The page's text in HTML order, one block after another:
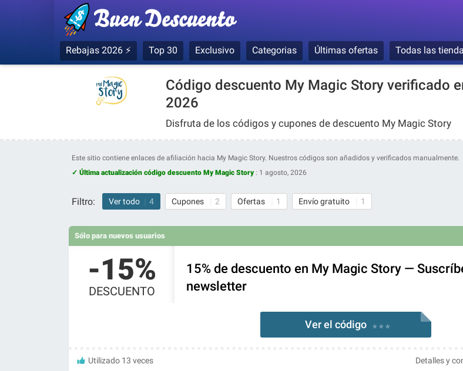
Rebajas 2026 ⚡ Top 30 Exclusivo Categorias Últimas ofertas Todas las
Código descuento My Magic Story verificado
2026
Disfruta de los códigos y cupones de descuento My Magic Story
Este sitio contiene enlaces de afiliación hacia My Magic Story. Nuestros códigos son añadidos y verificados manualmente.
✓ Última actualización código descuento My Magic Story : 1 agosto, 2026
Filtro: Ver todo 4 Cupones 2 Ofertas 1 Envío gratuito 1
Sólo para nuevos usuarios
-15%
DESCUENTO
15% de descuento en My Magic Story —
newsletter
Ver el código * * *
Utilizado 13 veces Detalles y